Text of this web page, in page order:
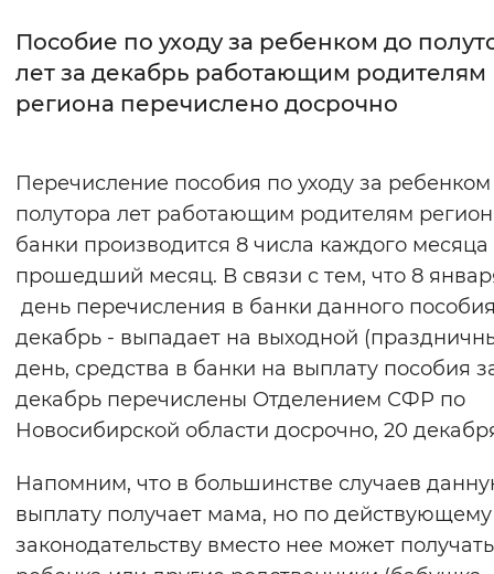
Без засечек
Интервал между буквами
Цвет сайта
Монохромный Инверсивный
Синий фон
Изображения
Включены Выключены
Звуковой ассистент
Воспроизвести Остановить
Пособие по уходу за ребенком до
лет за декабрь работающим родителям
региона перечислено досрочно
Перечисление пособия по уходу за
полутора лет работающим родителям
банки производится 8 числа каждого месяца
прошедший месяц. В связи с тем, что 8
день перечисления в банки данного
декабрь - выпадает на выходной
день, средства в банки на выплату пособия
декабрь перечислены Отделением СФР по
Новосибирской области досрочно, 20
Напомним, что в большинстве случаев
выплату получает мама, но по действующему
законодательству вместо нее может